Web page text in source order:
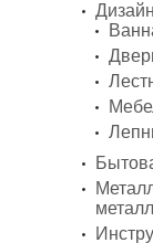
Дизайн